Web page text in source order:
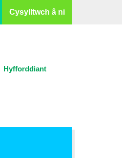
Cysylltwch â ni
Hyfforddiant